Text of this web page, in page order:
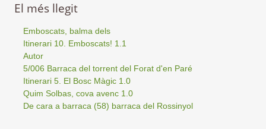
El més llegit
Emboscats, balma dels
Itinerari 10. Emboscats! 1.1
Autor
5/006 Barraca del torrent del Forat d'en Paré
Itinerari 5. El Bosc Màgic 1.0
Quim Solbas, cova avenc 1.0
De cara a barraca (58) barraca del Rossinyol